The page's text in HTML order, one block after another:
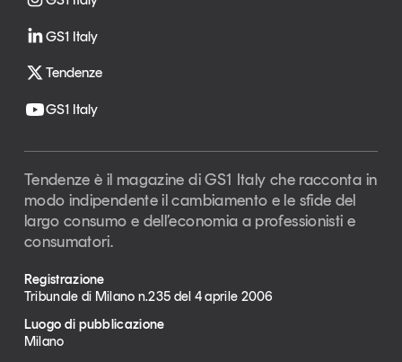
GS1 Italy
Tendenze
GS1 Italy
Tendenze è il magazine di GS1 Italy che racconta in
modo indipendente il cambiamento e le sfide del
largo consumo e dell’economia a professionisti e
consumatori.
Registrazione
Tribunale di Milano n.235 del 4 aprile 2006
Luogo di pubblicazione
Milano